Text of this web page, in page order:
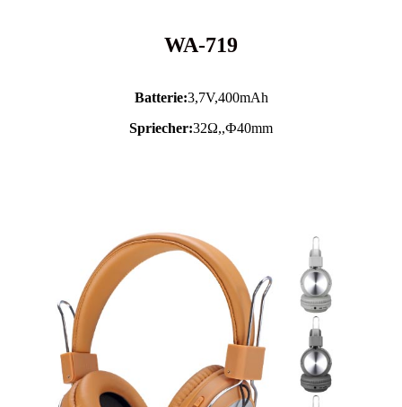
WA-719
Batterie:3,7V,400mAh
Spriecher:32Ω,,Ф40mm